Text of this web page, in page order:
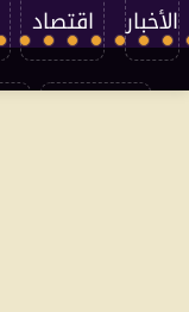
الأخبار اقتصاد